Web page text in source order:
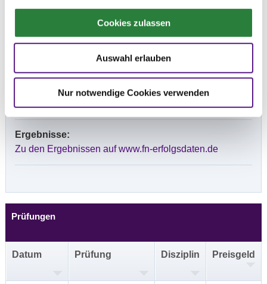
Cookies zulassen
Auswahl erlauben
Nur notwendige Cookies verwenden
Springen: Sand 40x80m, Vorbereitungsplatz: Halle
20x40 m
Vorläufige Zeitenteilung:
So. vorm.: 3,4; nachm.: 1,2
Ergebnisse:
Zu den Ergebnissen auf www.fn-erfolgsdaten.de
Prüfungen
Datum Prüfung Disziplin Preisgeld